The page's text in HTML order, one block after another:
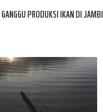
PRODUKSI IKAN DI JAMBI